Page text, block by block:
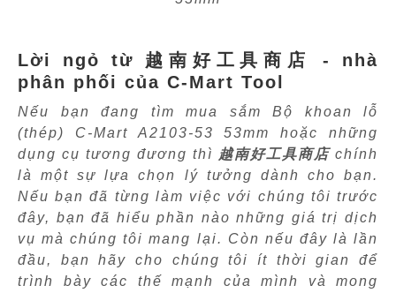
Lời ngỏ từ 越南好工具商店 - nhà
phân phối của C-Mart Tool
Nếu bạn đang tìm mua sắm Bộ khoan lỗ
(thép) C-Mart A2103-53 53mm hoặc những
dụng cụ tương đương thì 越南好工具商店chính
là một sự lựa chọn lý tưởng dành cho bạn.
Nếu bạn đã từng làm việc với chúng tôi trước
đây, bạn đã hiểu phần nào những giá trị dịch
vụ mà chúng tôi mang lại. Còn nếu đây là lần
đầu, bạn hãy cho chúng tôi ít thời gian để
trình bày các thế mạnh của mình và mong